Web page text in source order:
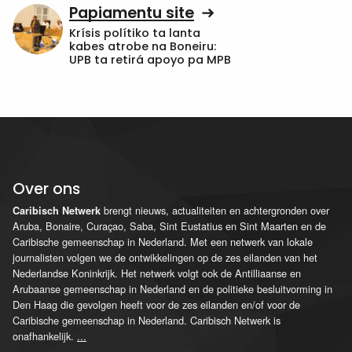
Papiamentu site
Krísis polítiko ta lanta
kabes atrobe na Boneiru:
UPB ta retirá apoyo pa MPB
Over ons
Caribisch Netwerk brengt nieuws, actualiteiten en achtergronden over
Aruba, Bonaire, Curaçao, Saba, Sint Eustatius en Sint Maarten en de
Caribische gemeenschap in Nederland. Met een netwerk van lokale
journalisten volgen we de ontwikkelingen op de zes eilanden van het
Nederlandse Koninkrijk. Het netwerk volgt ook de Antilliaanse en
Arubaanse gemeenschap in Nederland en de politieke besluitvorming in
Den Haag die gevolgen heeft voor de zes eilanden en/of voor de
Caribische gemeenschap in Nederland. Caribisch Netwerk is
onafhankelijk. ...